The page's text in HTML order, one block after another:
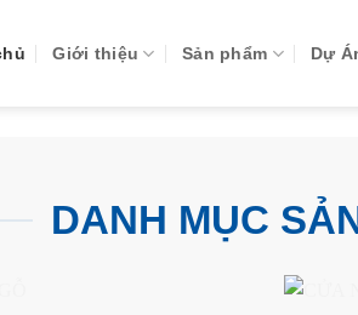
Giới thiệu Sản phẩm Dự
DANH MỤC